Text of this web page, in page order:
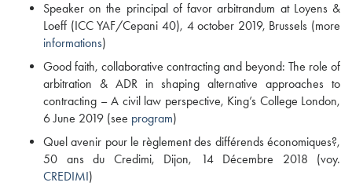
Speaker on the principal of favor arbitrandum at Loyens &
Loeff (ICC YAF/Cepani 40), 4 october 2019, Brussels (more
informations)
Good faith, collaborative contracting and beyond: The role of
arbitration & ADR in shaping alternative approaches to
contracting – A civil law perspective, King’s College London,
6 June 2019 (see program)
Quel avenir pour le règlement des différends économiques?,
50 ans du Credimi, Dijon, 14 Décembre 2018 (voy.
CREDIMI)